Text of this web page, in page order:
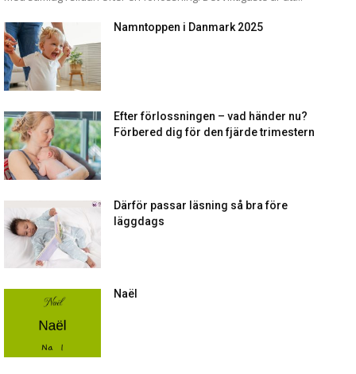
Namntoppen i Danmark 2025
Efter förlossningen – vad händer nu?
Förbered dig för den fjärde trimestern
Därför passar läsning så bra före
läggdags
Naël